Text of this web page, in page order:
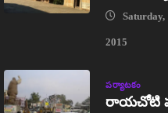
2015
పర్యాటకం
రాయచోటి